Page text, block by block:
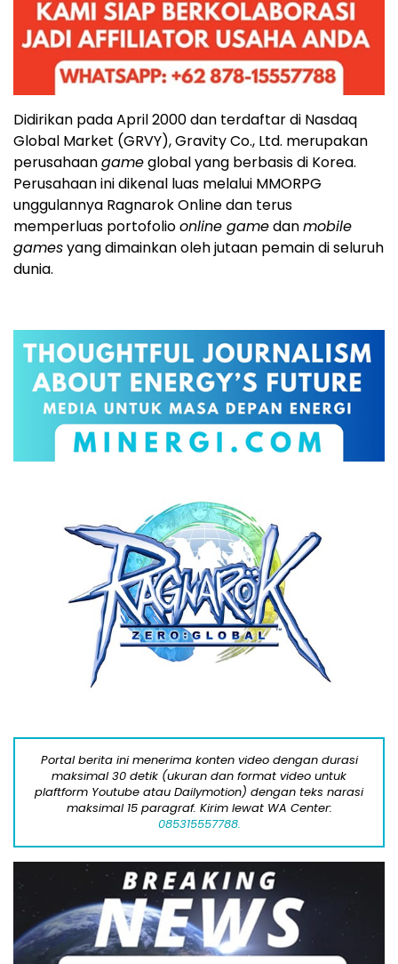
Didirikan pada April 2000 dan terdaftar di Nasdaq
Global Market (GRVY), Gravity Co., Ltd. merupakan
perusahaangameglobal yang berbasis di Korea.
Perusahaan ini dikenal luas melalui MMORPG
unggulannya Ragnarok Online dan terus
memperluas portofolioonline gamedanmobile
gamesyang dimainkan oleh jutaan pemain di seluruh
dunia.
Portal berita ini menerima konten video dengan durasi
maksimal 30 detik (ukuran dan format video untuk
plaftform Youtube atau Dailymotion) dengan teks narasi
maksimal 15 paragraf. Kirim lewat WA Center:
085315557788.